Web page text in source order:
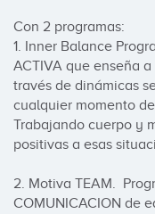
Con 2 programas:
1. Inner Balance
ACTIVA que enseña
través de dinámicas
cualquier momento
Trabajando cuerpo y
positivas a esas
2. Motiva TEAM.
COMUNICACION de